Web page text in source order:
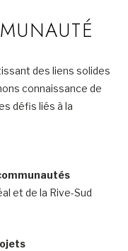
des liens solides
connaissance de
défis liés à la
et de la Rive-Sud